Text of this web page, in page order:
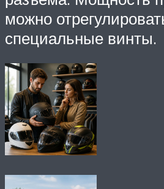
можно
специальные винты.